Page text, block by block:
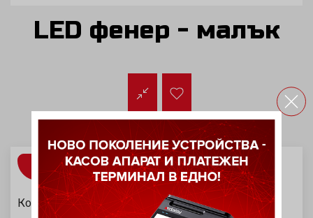
LED фенер - малък
ИНФОРМАЦИЯ
Компактен LED фенер